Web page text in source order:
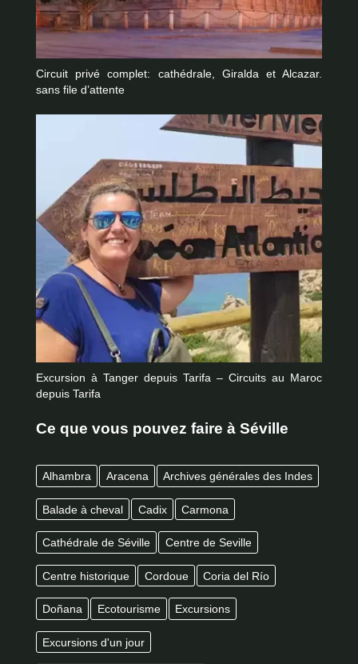
Circuit privé complet: cathédrale, Giralda et Alcazar.
sans file d’attente
Excursion à Tanger depuis Tarifa – Circuits au Maroc
depuis Tarifa
Ce que vous pouvez faire à Séville
Alhambra Aracena Archives générales des Indes
Balade à cheval Cadix Carmona
Cathédrale de Séville Centre de Seville
Centre historique Cordoue Coria del Río
Doñana Ecotourisme Excursions
Excursions d'un jour